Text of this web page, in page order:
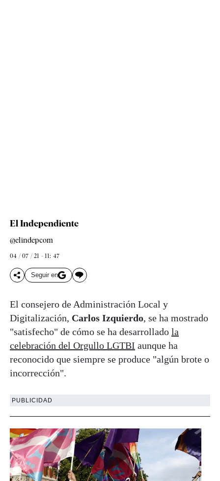
El Independiente
@elindepcom
04 / 07 / 21 - 11: 47
Seguir en
El consejero de Administración Local y
Digitalización, Carlos Izquierdo, se ha mostrado
"satisfecho" de cómo se ha desarrollado la
celebración del Orgullo LGTBI aunque ha
reconocido que siempre se produce "algún brote o
incorrección".
PUBLICIDAD